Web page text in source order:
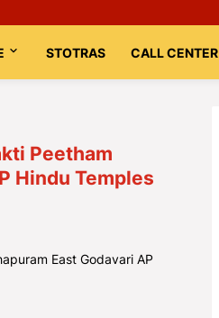
STOTRAS CALL CENTER
Peetham
Hindu Temples
East Godavari AP